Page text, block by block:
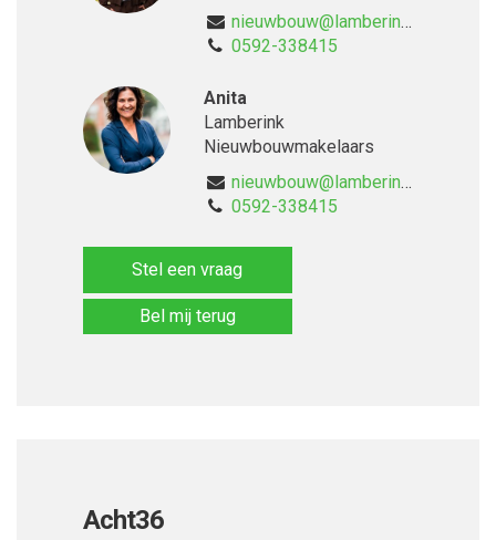
nieuwbouw@lamberink.nl
0592-338415
Anita
Lamberink
Nieuwbouwmakelaars
nieuwbouw@lamberink.nl
0592-338415
Stel een vraag
Bel mij terug
Acht36